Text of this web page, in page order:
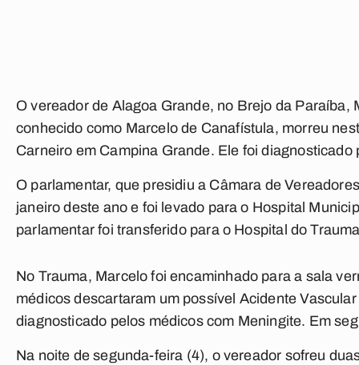
O vereador de Alagoa Grande, no Brejo da
conhecido como Marcelo de Canafístula, morreu
Carneiro em Campina Grande. Ele foi
O parlamentar, que presidiu a Câmara de
janeiro deste ano e foi levado para o Hospital
parlamentar foi transferido para o Hospital do
No Trauma, Marcelo foi encaminhado para a sala
médicos descartaram um possível Acidente
diagnosticado pelos médicos com Meningite. Em
Na noite de segunda-feira (4), o vereador sofreu